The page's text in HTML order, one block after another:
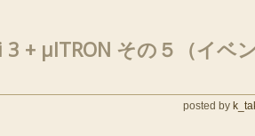
3 + μITRON その５（イベ
posted by